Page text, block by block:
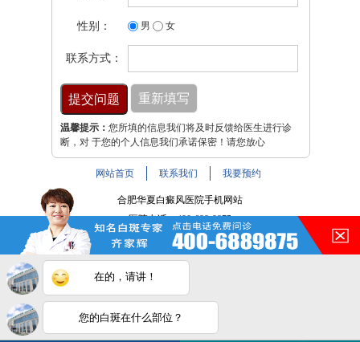
性别： 男 女
联系方式：
温馨提示： 您所填的信息我们将及时反馈给医生进行诊
断，对 于您的个人信息我们承诺保密！请您放心
网站首页 联系我们 我要预约
合肥华夏白癜风医院手机网站
医院电话：400-688-9875
医院地址：合肥市铜陵路与裕溪路交叉路口
注：本网站信息仅供参考，不能作为诊断及医疗依据，服用
药物或进行治疗时请遵医嘱。如有转载或引用文章涉及版权
问题，请与我们联系。
皖ICP备16014022号-9
在的，请讲！
您的白斑在什么部位？